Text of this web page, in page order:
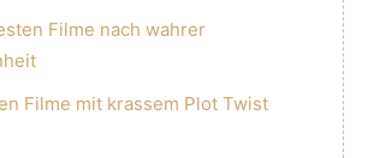
Filme nach wahrer
Filme mit krassem Plot Twist